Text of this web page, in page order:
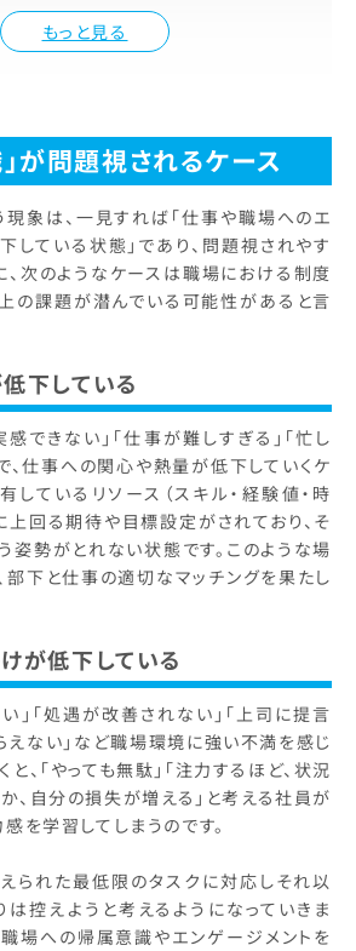
もっと見る
が問題視されるケース
現象は、一見すれば「仕事や職場へのエ
している状態」であり、問題視されやす
、次のようなケースは職場における制度
の課題が潜んでいる可能性があると言
下している
感できない」「仕事が難しすぎる」「忙し
、仕事への関心や熱量が低下していくケ
しているリソース（スキル・経験値・時
上回る期待や目標設定がされており、そ
姿勢がとれない状態です。このような場
部下と仕事の適切なマッチングを果たし
が低下している
」「処遇が改善されない」「上司に提言
えない」など職場環境に強い不満を感じ
、「やっても無駄」「注力するほど、状況
、自分の損失が増える」と考える社員が
を学習してしまうのです。
られた最低限のタスクに対応しそれ以
控えようと考えるようになっていきま
職場への帰属意識やエンゲージメントを